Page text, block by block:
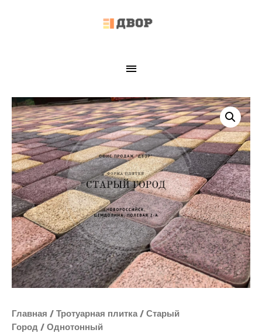
Главная / Тротуарная плитка/ Старый
Город / Однотонный